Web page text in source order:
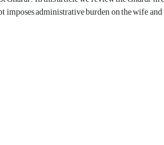
imposes administrative burden on the wife